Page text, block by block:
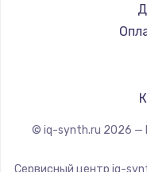
© iq-synth.ru 2026 —
Сервисный центр iq-